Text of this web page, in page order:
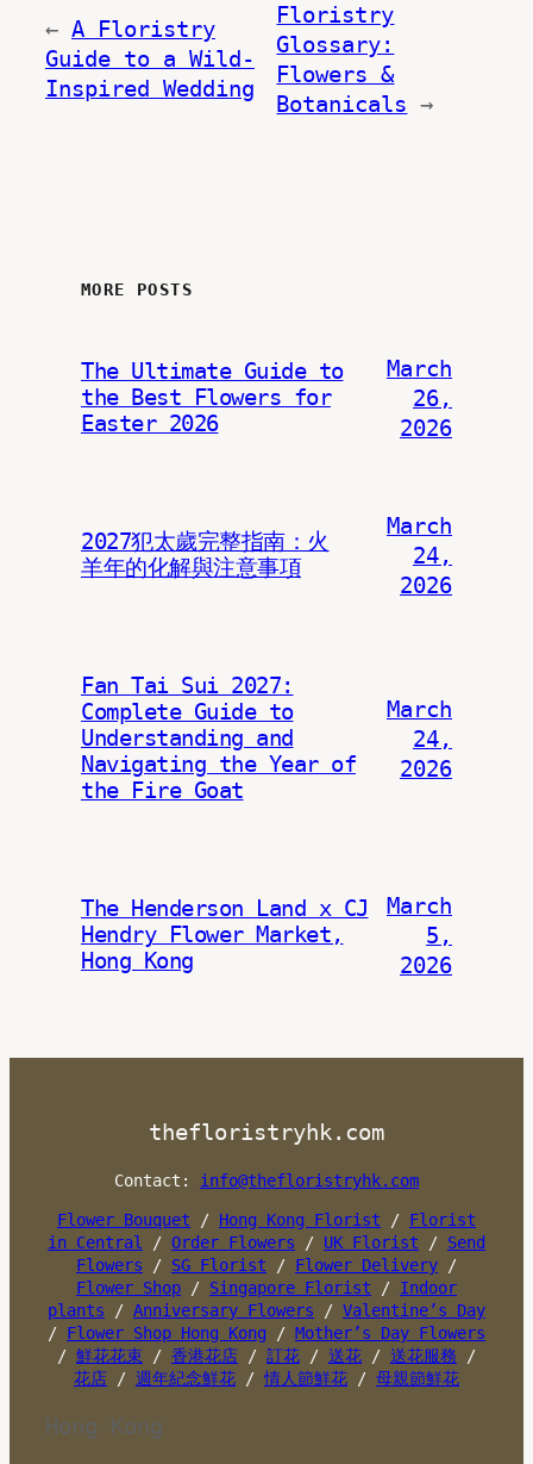
← A Floristry
Guide to a Wild-
Inspired Wedding
Floristry
Glossary:
Flowers &
Botanicals →
MORE POSTS
The Ultimate Guide to
the Best Flowers for
Easter 2026
March
26,
2026
2027犯太歲完整指南：火
羊年的化解與注意事項
March
24,
2026
Fan Tai Sui 2027:
Complete Guide to
Understanding and
Navigating the Year of
the Fire Goat
March
24,
2026
The Henderson Land x CJ
Hendry Flower Market,
Hong Kong
March
5,
2026
thefloristryhk.com
Contact: info@thefloristryhk.com
Flower Bouquet / Hong Kong Florist / Florist
in Central
/ Order Flowers / UK Florist / Send
Flowers / SG Florist / Flower Delivery /
Flower Shop / Singapore Florist / Indoor
plants / Anniversary Flowers / Valentine’s Day
/ Flower Shop Hong Kong / Mother’s Day Flowers
/ 鮮花花束 / 香港花店 / 訂花 / 送花 / 送花服務 /
花店 / 週年紀念鮮花 /情人節鮮花 / 母親節鮮花
Hong Kong